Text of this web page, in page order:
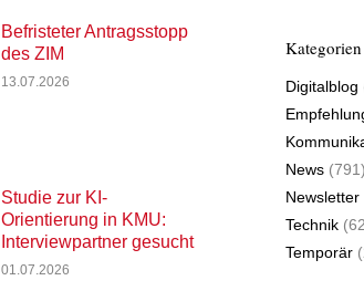
Befristeter Antragsstopp
des ZIM
13.07.2026
Studie zur KI-
Orientierung in KMU:
Interviewpartner gesucht
01.07.2026
Kategorien
Digitalblog
News (791)
Newsletter
Technik
Temporär